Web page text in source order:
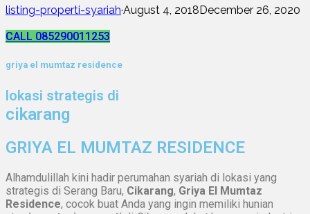
listing-properti-syariah·August 4, 2018December 26, 2020
CALL 085290011253
griya el mumtaz residence
lokasi strategis di
cikarang
GRIYA EL MUMTAZ RESIDENCE
Alhamdulillah kini hadir perumahan syariah di lokasi yang
strategis di Serang Baru, Cikarang, Griya El Mumtaz
Residence, cocok buat Anda yang ingin memiliki hunian